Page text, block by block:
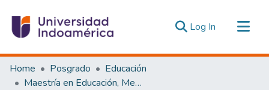
Log In (current)
Communities & Collections
All of DSpace
Home Posgrado
Educación
Maestría en Educación, Mención Innovación y Liderazgo Educativo